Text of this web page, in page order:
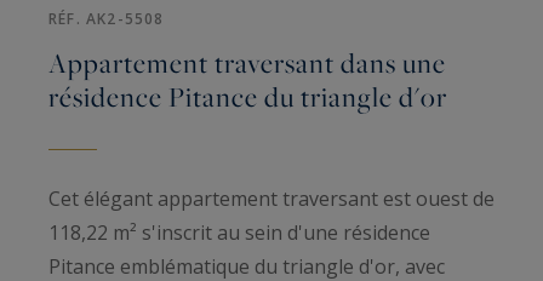
RÉF. AK2-5508
Appartement traversant dans une
résidence Pitance du triangle d'or
Cet élégant appartement traversant est ouest de
118,22 m² s'inscrit au sein d'une résidence
Pitance emblématique du triangle d'or, avec